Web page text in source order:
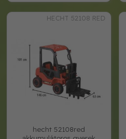
HECHT 52108 RED
hecht 52108red